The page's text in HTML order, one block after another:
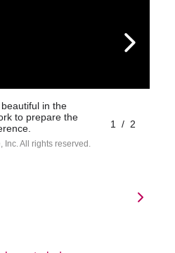
in the
to prepare the
All rights reserved.
1 / 2